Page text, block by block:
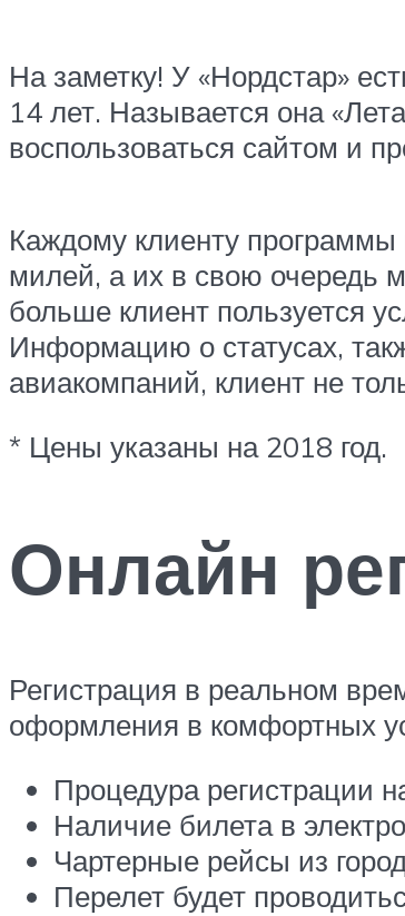
На заметку! У «Нордстар»
14 лет. Называется она
воспользоваться сайтом и
Каждому клиенту программы
милей, а их в свою очередь
больше клиент пользуется
Информацию о статусах,
авиакомпаний, клиент не
* Цены указаны на 2018 год.
Онлайн
Регистрация в реальном
оформления в комфортных
Процедура регистрации
Наличие билета в
Чартерные рейсы из
Перелет будет